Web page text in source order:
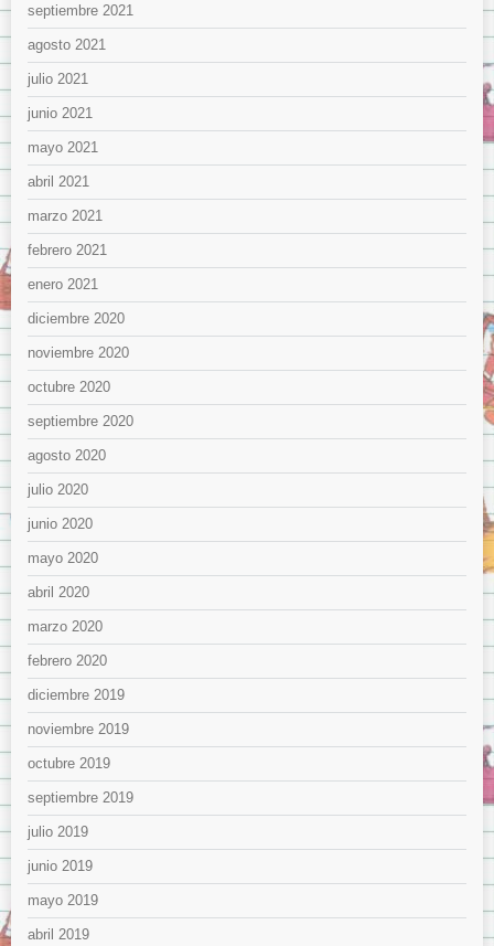
septiembre 2021
agosto 2021
julio 2021
junio 2021
mayo 2021
abril 2021
marzo 2021
febrero 2021
enero 2021
diciembre 2020
noviembre 2020
octubre 2020
septiembre 2020
agosto 2020
julio 2020
junio 2020
mayo 2020
abril 2020
marzo 2020
febrero 2020
diciembre 2019
noviembre 2019
octubre 2019
septiembre 2019
julio 2019
junio 2019
mayo 2019
abril 2019